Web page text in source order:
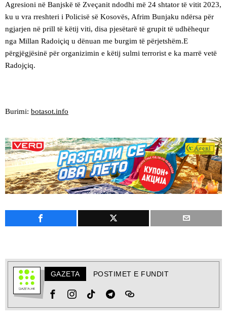
Agresioni në Banjskë të Zveçanit ndodhi më 24 shtator të vitit 2023,
ku u vra rreshteri i Policisë së Kosovës, Afrim Bunjaku ndërsa për
ngjarjen në prill të këtij viti, disa pjesëtarë të grupit të udhëhequr
nga Millan Radoiçiq u dënuan me burgim të përjetshëm.E
përgjëgjësinë për organizimin e këtij sulmi terrorist e ka marrë vetë
Radojçiq.
Burimi: botasot.info
GAZETA POSTIMET E FUNDIT